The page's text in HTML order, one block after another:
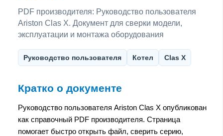
PDF производителя: Руководство пользователя
Ariston Clas X. Документ для сверки модели,
эксплуатации и монтажа оборудования
Руководство пользователя Котел Clas X
Кратко о документе
Руководство пользователя Ariston Clas X опубликован
как справочный PDF производителя. Страница
помогает быстро открыть файл, сверить серию,